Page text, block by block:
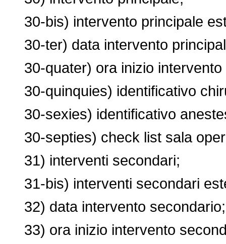
30-bis) intervento principale
30-ter) data intervento
30-quater) ora inizio intervento
30-quinquies) identificativo
30-sexies) identificativo
30-septies) check list sala
31) interventi secondari;
31-bis) interventi secondari
32) data intervento secondario;
33) ora inizio intervento